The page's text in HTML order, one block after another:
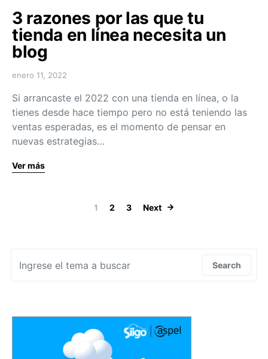
3 razones por las que tu
tienda en línea necesita un
blog
enero 11, 2022
Si arrancaste el 2022 con una tienda en línea, o la
tienes desde hace tiempo pero no está teniendo las
ventas esperadas, es el momento de pensar en
nuevas estrategias…
Ver más
Navegación
1 2 3 Next
Search